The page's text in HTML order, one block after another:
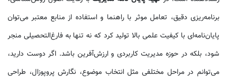
برنامه‌ریزی دقیق، تعامل موثر با راهنما و استفاده از منابع معتبر می‌توان
پایان‌نامه‌ای با کیفیت علمی بالا تولید کرد که نه تنها به فارغ‌التحصیلی منجر
شود، بلکه در حوزه مدیریت کاربردی و ارزش‌آفرین باشد. اگر دوست دارید،
می‌توانم در مراحل مختلفی مثل انتخاب موضوع، نگارش پروپوزال، طراحی